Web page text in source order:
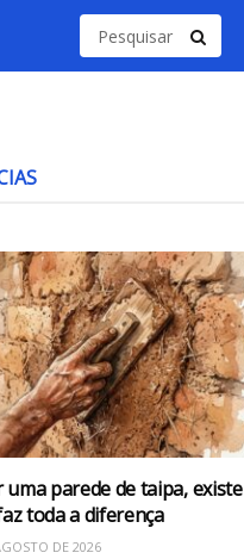
parede de taipa, existe
toda a diferença
DE 2026